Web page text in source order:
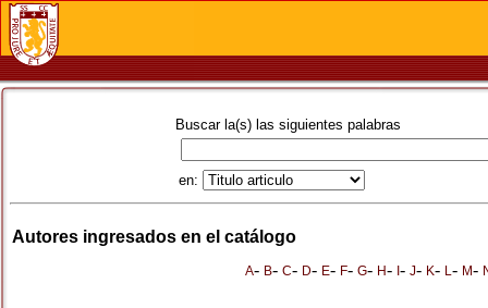
Buscar la(s) las siguientes palabras
en:
Autores ingresados en el catálogo
A- B- C- D- E- F- G- H- - J- K- L- M-